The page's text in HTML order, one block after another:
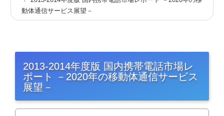
動体通信サービス展望－
2013-2014年度版 国内携帯電話市場レ
ポート －2020年の移動体通信サービス
展望－